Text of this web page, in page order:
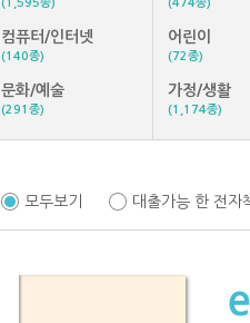
(1,595종) (474종)
컴퓨터/인터넷
(140종)
어린이
(72종)
문화/예술
(291종)
가정/생활
(1,174종)
모두보기 대출가능 한 전자